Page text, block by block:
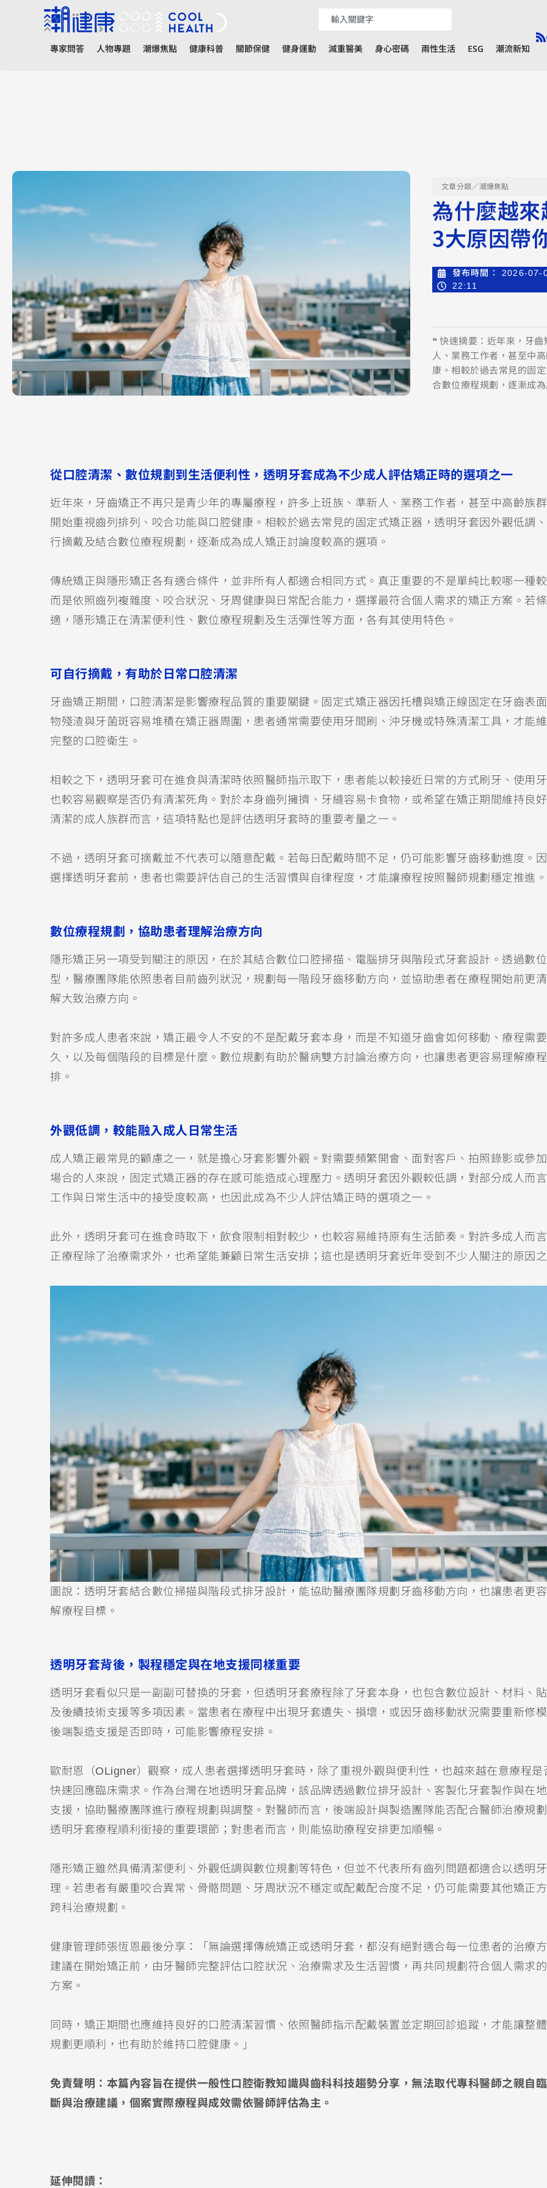
專家問答 人物專題 潮爆焦點 健康科普 關節保健 健身運動 減重醫美 身心密碼 兩性生活 ESG 潮流新知
文章分類／潮爆焦點
為什麼越
3大原因帶
發布時間：
2026-07-
22:11
❝ 快速摘要：近年來，牙
人、業務工作者，甚至中
康。相較於過去常見的固
合數位療程規劃，逐漸成
從口腔清潔、數位規劃到生活便利性，透明牙套成為不少成人評估矯正時的選項之一
近年來，牙齒矯正不再只是青少年的專屬療程，許多上班族、準新人、業務工作者，甚至中高齡族
開始重視齒列排列、咬合功能與口腔健康。相較於過去常見的固定式矯正器，透明牙套因外觀低調
行摘戴及結合數位療程規劃，逐漸成為成人矯正討論度較高的選項。
傳統矯正與隱形矯正各有適合條件，並非所有人都適合相同方式。真正重要的不是單純比較哪一種
而是依照齒列複雜度、咬合狀況、牙周健康與日常配合能力，選擇最符合個人需求的矯正方案。若
適，隱形矯正在清潔便利性、數位療程規劃及生活彈性等方面，各有其使用特色。
可自行摘戴，有助於日常口腔清潔
牙齒矯正期間，口腔清潔是影響療程品質的重要關鍵。固定式矯正器因托槽與矯正線固定在牙齒表
物殘渣與牙菌斑容易堆積在矯正器周圍，患者通常需要使用牙間刷、沖牙機或特殊清潔工具，才能
完整的口腔衛生。
相較之下，透明牙套可在進食與清潔時依照醫師指示取下，患者能以較接近日常的方式刷牙、使用
也較容易觀察是否仍有清潔死角。對於本身齒列擁擠、牙縫容易卡食物，或希望在矯正期間維持良
清潔的成人族群而言，這項特點也是評估透明牙套時的重要考量之一。
不過，透明牙套可摘戴並不代表可以隨意配戴。若每日配戴時間不足，仍可能影響牙齒移動進度。
選擇透明牙套前，患者也需要評估自己的生活習慣與自律程度，才能讓療程按照醫師規劃穩定推進。
數位療程規劃，協助患者理解治療方向
隱形矯正另一項受到關注的原因，在於其結合數位口腔掃描、電腦排牙與階段式牙套設計。透過數
型，醫療團隊能依照患者目前齒列狀況，規劃每一階段牙齒移動方向，並協助患者在療程開始前更
解大致治療方向。
對許多成人患者來說，矯正最令人不安的不是配戴牙套本身，而是不知道牙齒會如何移動、療程需
久，以及每個階段的目標是什麼。數位規劃有助於醫病雙方討論治療方向，也讓患者更容易理解療
排。
外觀低調，較能融入成人日常生活
成人矯正最常見的顧慮之一，就是擔心牙套影響外觀。對需要頻繁開會、面對客戶、拍照錄影或參
場合的人來說，固定式矯正器的存在感可能造成心理壓力。透明牙套因外觀較低調，對部分成人而
工作與日常生活中的接受度較高，也因此成為不少人評估矯正時的選項之一。
此外，透明牙套可在進食時取下，飲食限制相對較少，也較容易維持原有生活節奏。對許多成人而
正療程除了治療需求外，也希望能兼顧日常生活安排；這也是透明牙套近年受到不少人關注的原因
圖說：透明牙套結合數位掃描與階段式排牙設計，能協助醫療團隊規劃牙齒移動方向，也讓患者更
解療程目標。
透明牙套背後，製程穩定與在地支援同樣重要
透明牙套看似只是一副副可替換的牙套，但透明牙套療程除了牙套本身，也包含數位設計、材料、
及後續技術支援等多項因素。當患者在療程中出現牙套遺失、損壞，或因牙齒移動狀況需要重新修
後端製造支援是否即時，可能影響療程安排。
歐耐恩（OLigner）觀察，成人患者選擇透明牙套時，除了重視外觀與便利性，也越來越在意療程是
快速回應臨床需求。作為台灣在地透明牙套品牌，該品牌透過數位排牙設計、客製化牙套製作與在
支援，協助醫療團隊進行療程規劃與調整。對醫師而言，後端設計與製造團隊能否配合醫師治療規
透明牙套療程順利銜接的重要環節；對患者而言，則能協助療程安排更加順暢。
隱形矯正雖然具備清潔便利、外觀低調與數位規劃等特色，但並不代表所有齒列問題都適合以透明
理。若患者有嚴重咬合異常、骨骼問題、牙周狀況不穩定或配戴配合度不足，仍可能需要其他矯正
跨科治療規劃。
健康管理師張恆恩最後分享：「無論選擇傳統矯正或透明牙套，都沒有絕對適合每一位患者的治療
建議在開始矯正前，由牙醫師完整評估口腔狀況、治療需求及生活習慣，再共同規劃符合個人需求
方案。
同時，矯正期間也應維持良好的口腔清潔習慣、依照醫師指示配戴裝置並定期回診追蹤，才能讓整
規劃更順利，也有助於維持口腔健康。」
免責聲明：本篇內容旨在提供一般性口腔衛教知識與齒科科技趨勢分享，無法取代專科醫師之親自
斷與治療建議，個案實際療程與成效需依醫師評估為主。
延伸閱讀：